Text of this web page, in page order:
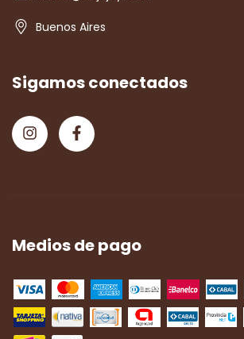
Buenos Aires
Sigamos conectados
Medios de pago